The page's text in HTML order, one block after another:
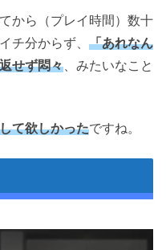
から（プレイ時間）数十
チ分からず、 「あれなん
せず悶々 、みたいなこと
て欲しかったですね。